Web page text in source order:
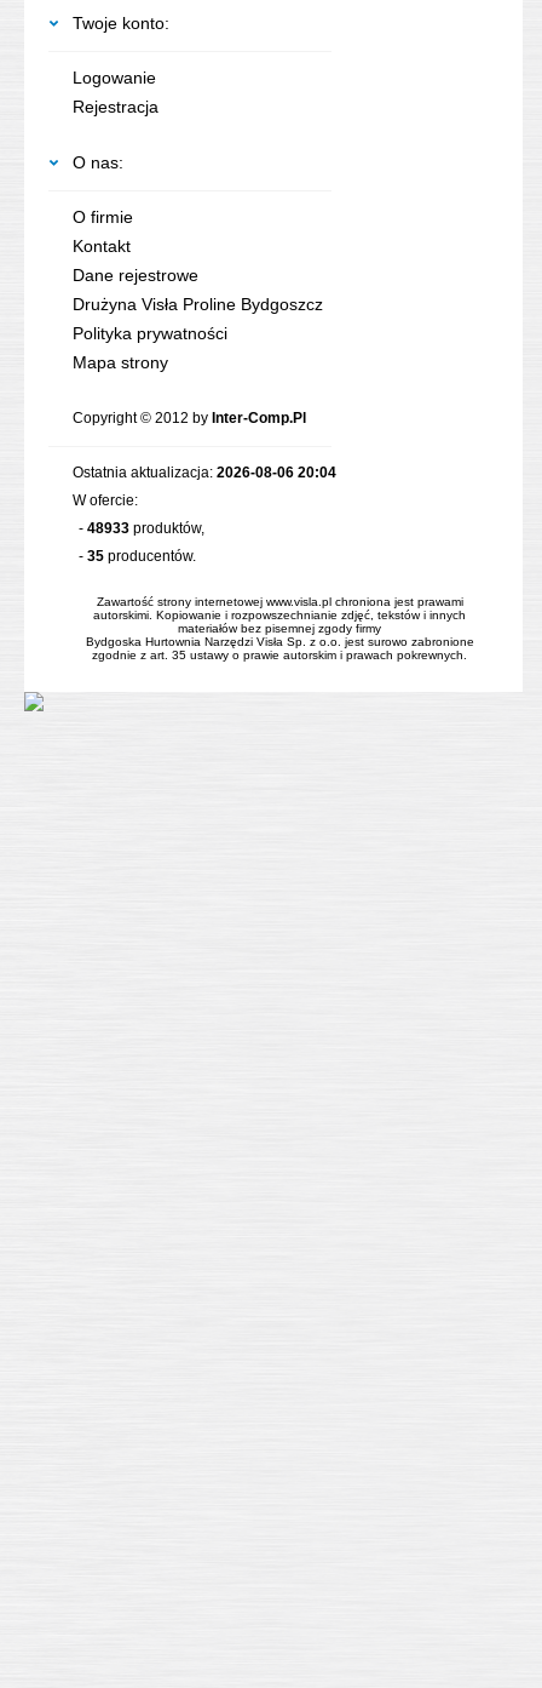
Twoje konto:
Logowanie
Rejestracja
O nas:
O firmie
Kontakt
Dane rejestrowe
Drużyna Visła Proline Bydgoszcz
Polityka prywatności
Mapa strony
Copyright © 2012 by Inter-Comp.Pl
Ostatnia aktualizacja: 2026-08-06 20:04
W ofercie:
- 48933 produktów,
- 35 producentów.
Zawartość strony internetowej www.visla.pl chroniona jest prawami
autorskimi. Kopiowanie i rozpowszechnianie zdjęć, tekstów i innych
materiałów bez pisemnej zgody firmy
Bydgoska Hurtownia Narzędzi Visła Sp. z o.o. jest surowo zabronione
zgodnie z art. 35 ustawy o prawie autorskim i prawach pokrewnych.